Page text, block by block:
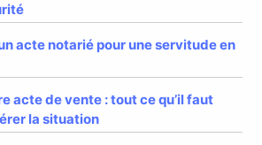
acte notarié pour une servitude en
acte de vente : tout ce qu’il faut
la situation